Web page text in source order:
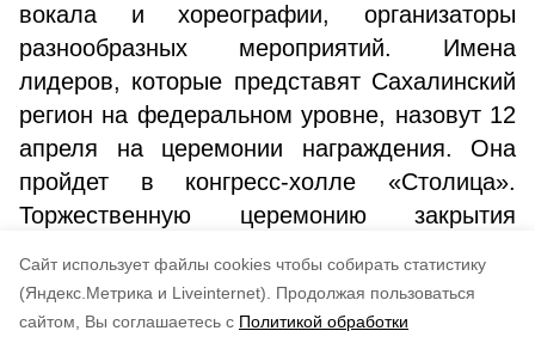
Cайт использует файлы cookies чтобы собирать статистику
(Яндекс.Метрика и Liveinternet).
Продолжая пользоваться
сайтом, Вы соглашаетесь с Политикой обработки
вокала и хореографии, организаторы
разнообразных мероприятий. Имена
лидеров, которые представят Сахалинский
регион на федеральном уровне, назовут 12
апреля на церемонии награждения. Она
пройдет в конгресс-холле «Столица».
Торжественную церемонию закрытия
смогут все желающие.